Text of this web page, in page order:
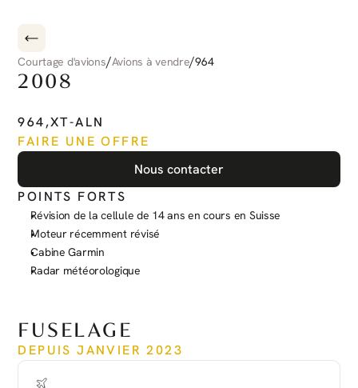
Courtage d'avions/Avions à vendre/964
2008
PILATUS
964,XT-ALN
FAIRE UNE OFFRE
Nous contacter
POINTS FORTS
Révision de la cellule de 14 ans en cours en Suisse
Moteur récemment révisé
Cabine Garmin
Radar météorologique
FUSELAGE
DEPUIS JANVIER 2023